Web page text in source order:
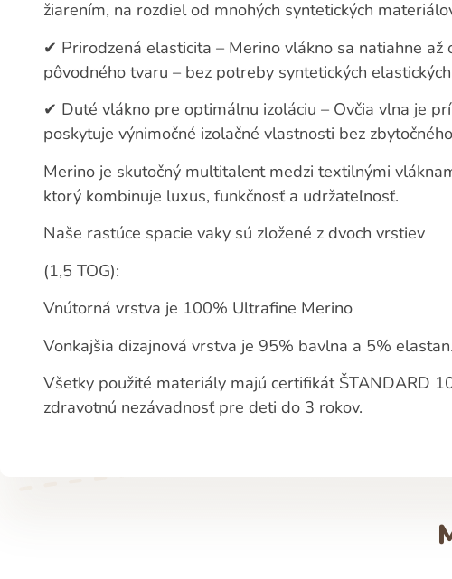
žiarením, na rozdiel od mnohých syntetických
✔ Prirodzená elasticita – Merino vlákno sa natiahne
pôvodného tvaru – bez potreby syntetických
✔ Duté vlákno pre optimálnu izoláciu – Ovčia vlna je
poskytuje výnimočné izolačné vlastnosti bez
Merino je skutočný multitalent medzi textilnými
ktorý kombinuje luxus, funkčnosť a udržateľnosť.
Naše rastúce spacie vaky sú zložené z dvoch vrstiev
(1,5 TOG):
Vnútorná vrstva je 100% Ultrafine Merino
Vonkajšia dizajnová vrstva je 95% bavlna a 5% elastan.
Všetky použité materiály majú certifikát ŠTANDARD
zdravotnú nezávadnosť pre deti do 3 rokov.